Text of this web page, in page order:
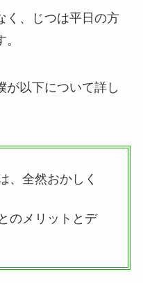
く、じつは平日の方
が以下について詳し
、全然おかしく
のメリットとデ